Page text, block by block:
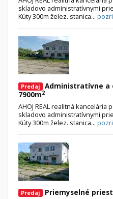
skladovo administratívnymi
Kúty 300m želez. stanica...
Predaj
Administratívne a
7900m2
AHOJ REAL realitná kancelária
skladovo administratívnymi
Kúty 300m želez. stanica...
Predaj Priemyselné